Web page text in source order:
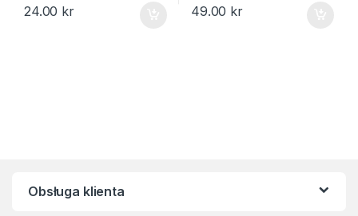
24.00 kr 49.00 kr
Obsługa klienta